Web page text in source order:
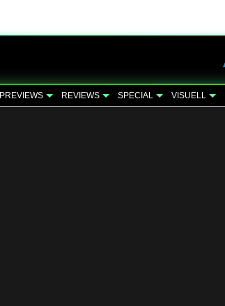
PREVIEWS REVIEWS SPECIAL VISUELL